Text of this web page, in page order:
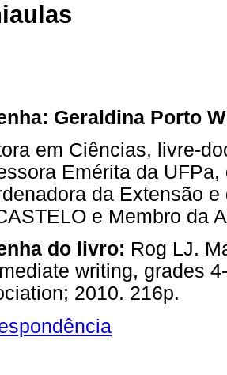
Geraldina Porto
em Ciências, livre-
Emérita da
da Extensão
e Membro da
do livro: Rog LJ.
writing, grades
2010. 216p.